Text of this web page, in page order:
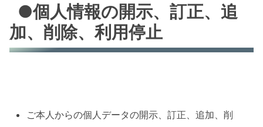
●個人情報の開示、訂正、追
加、削除、利用停止
ご本人からの個人データの開示、訂正、追加、削